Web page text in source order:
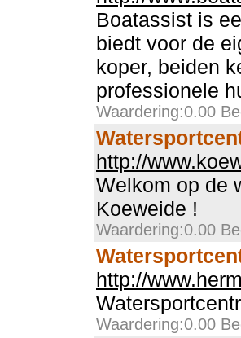
Boatassist is
biedt voor de
koper, beiden
professionele
Waardering:0.00
http://
Welkom op de
Koeweide !
Waardering:0.00
http://
Waardering:0.00